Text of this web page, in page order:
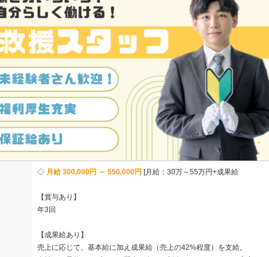
月給 300,000円 ～ 550,000円 月給：30万～55万円+成果給
【賞与あり】
年3回
【成果給あり】
売上に応じて、基本給に加え成果給（売上の42%程度）を支給。